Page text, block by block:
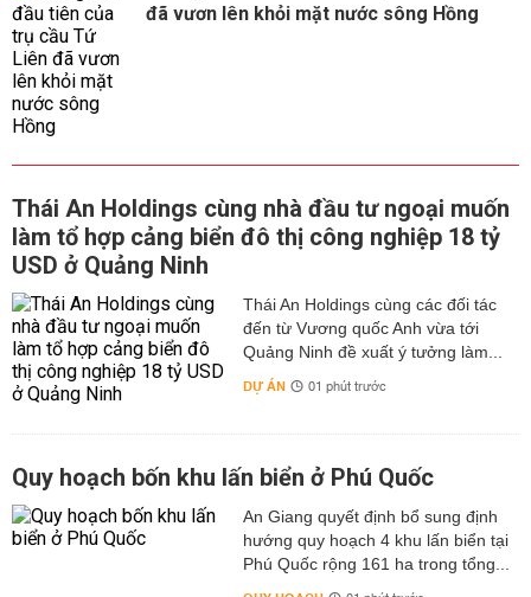
đã vươn lên khỏi mặt nước sông Hồng
Thái An Holdings cùng nhà đầu tư ngoại muốn
làm tổ hợp cảng biển đô thị công nghiệp 18 tỷ
USD ở Quảng Ninh
Thái An Holdings cùng các đối tác
đến từ Vương quốc Anh vừa tới
Quảng Ninh đề xuất ý tưởng làm...
DỰ ÁN 01 phút trước
Quy hoạch bốn khu lấn biển ở Phú Quốc
An Giang quyết định bổ sung định
hướng quy hoạch 4 khu lấn biển tại
Phú Quốc rộng 161 ha trong tổng...